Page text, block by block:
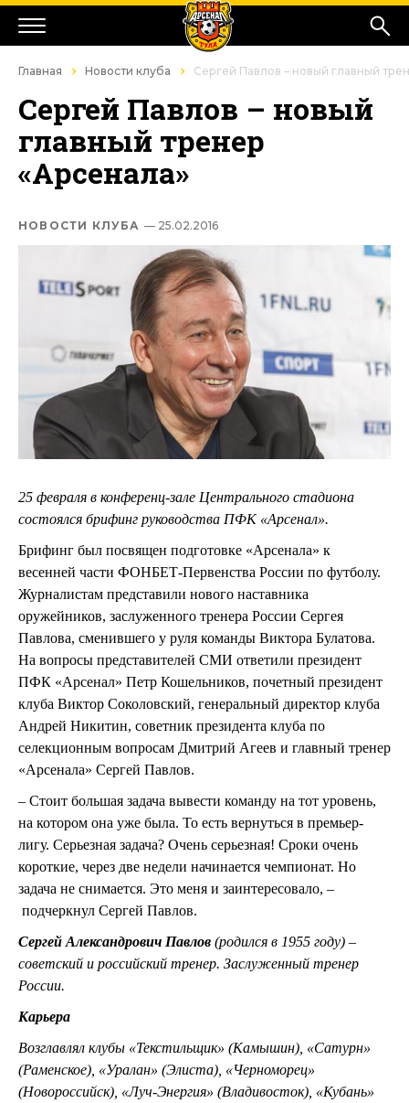
Главная Новости клуба Сергей Павлов – новый главный
Сергей Павлов – новый
главный тренер
«Арсенала»
НОВОСТИ КЛУБА — 25.02.2016
25 февраля в конференц-зале Центрального стадиона
состоялся брифинг руководства ПФК «Арсенал».
Брифинг был посвящен подготовке «Арсенала» к
весенней части ФОНБЕТ-Первенства России по футболу.
Журналистам представили нового наставника
оружейников, заслуженного тренера России Сергея
Павлова, сменившего у руля команды Виктора Булатова.
На вопросы представителей СМИ ответили президент
ПФК «Арсенал» Петр Кошельников, почетный президент
клуба Виктор Соколовский, генеральный директор клуба
Андрей Никитин, советник президента клуба по
селекционным вопросам Дмитрий Агеев и главный тренер
«Арсенала» Сергей Павлов.
– Стоит большая задача вывести команду на тот уровень,
на котором она уже была. То есть вернуться в премьер-
лигу. Серьезная задача? Очень серьезная! Сроки очень
короткие, через две недели начинается чемпионат. Но
задача не снимается. Это меня и заинтересовало, –
подчеркнул Сергей Павлов.
Сергей Александрович Павлов (родился в 1955 году) –
советский и российский тренер. Заслуженный тренер
России.
Карьера
Возглавлял клубы «Текстильщик» (Камышин), «Сатурн»
(Раменское), «Уралан» (Элиста), «Черноморец»
(Новороссийск), «Луч-Энергия» (Владивосток), «Кубань»